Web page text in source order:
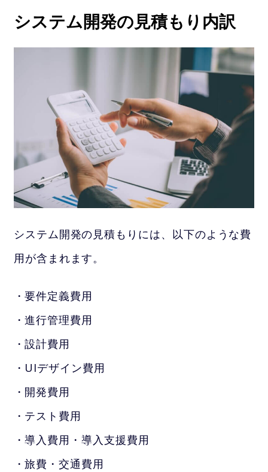
システム開発の見積もり内訳
システム開発の見積もりには、以下のような費
用が含まれます。
要件定義費用
進行管理費用
設計費用
UIデザイン費用
開発費用
テスト費用
導入費用・導入支援費用
旅費・交通費用